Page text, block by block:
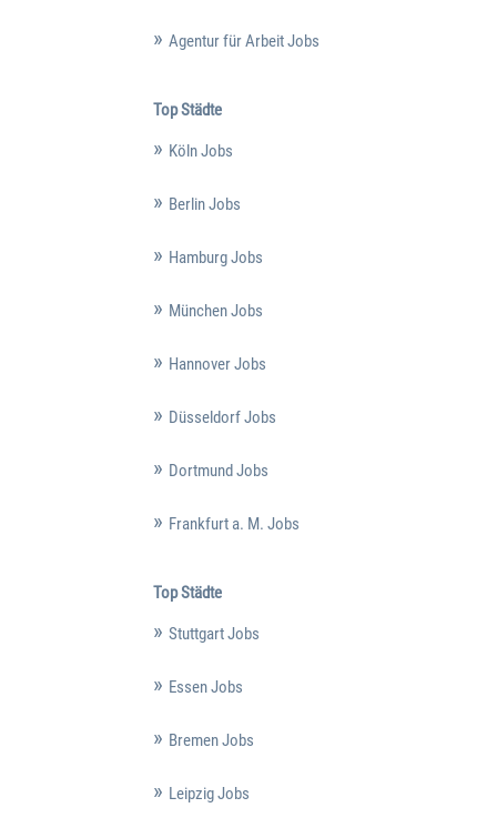
Agentur für Arbeit Jobs
Top Städte
Köln Jobs
Berlin Jobs
Hamburg Jobs
München Jobs
Hannover Jobs
Düsseldorf Jobs
Dortmund Jobs
Frankfurt a. M. Jobs
Top Städte
Stuttgart Jobs
Essen Jobs
Bremen Jobs
Leipzig Jobs